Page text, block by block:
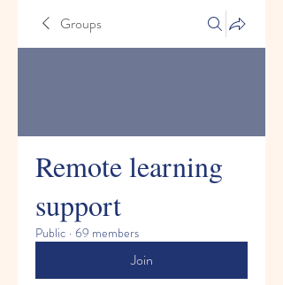
Groups
Remote learning
support
Public · 69 members
Join